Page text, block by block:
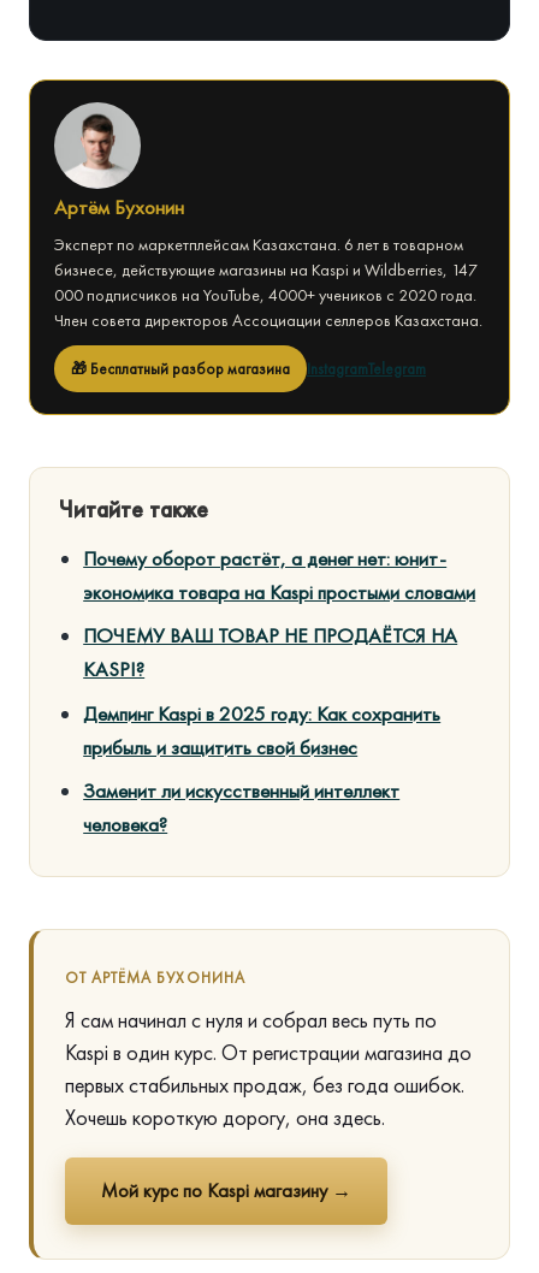
Артём Бухонин
Эксперт по маркетплейсам Казахстана. 6 лет в товарном
бизнесе, действующие магазины на Kaspi и Wildberries, 147
000 подписчиков на YouTube, 4000+ учеников с 2020 года.
Член совета директоров Ассоциации селлеров Казахстана.
🎁 Бесплатный разбор магазина InstagramTelegram
Читайте также
Почему оборот растёт, а денег нет: юнит-
экономика товара на Kaspi простыми словами
ПОЧЕМУ ВАШ ТОВАР НЕ ПРОДАЁТСЯ НА
KASPI?
Демпинг Kaspi в 2025 году: Как сохранить
прибыль и защитить свой бизнес
Заменит ли искусственный интеллект
человека?
ОТ АРТЁМА БУХОНИНА
Я сам начинал с нуля и собрал весь путь по
Kaspi в один курс. От регистрации магазина до
первых стабильных продаж, без года ошибок.
Хочешь короткую дорогу, она здесь.
Мой курс по Kaspi магазину →